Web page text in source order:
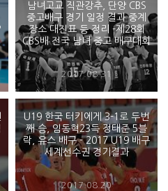
남녀고교 직관강추, 단양 CBS
중고배구 경기 일정 결과 중계
장소 대진표 등 정리 -제28회
CBS배 전국 남녀 중고 배구대회
2017.08.31
U19 한국 터키에게 3-1로 두번
째 승, 임동혁23득 정태준 5블
락, 유스 배구 - 2017 U19 배구
세계선수권 경기결과
2017.08.20